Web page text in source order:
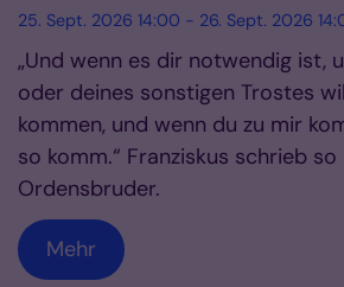
25. Sept. 2026 14:00 - 26. Sept. 2026
„Und wenn es dir notwendig ist,
oder deines sonstigen Trostes
kommen, und wenn du zu mir
so komm.“ Franziskus schrieb so
Ordensbruder.
Mehr